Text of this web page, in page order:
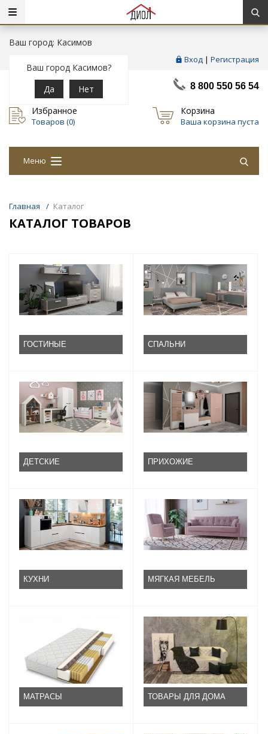
Ваш город: Касимов
Ваш город Касимов?
Да
Нет
Вход | Регистрация
8 800 550 56 54
Избранное
Товаров (0)
Корзина
Ваша корзина пуста
Меню
Главная / Каталог
КАТАЛОГ ТОВАРОВ
ГОСТИНЫЕ СПАЛЬНИ
ДЕТСКИЕ ПРИХОЖИЕ
КУХНИ МЯГКАЯ МЕБЕЛЬ
МАТРАСЫ ТОВАРЫ ДЛЯ ДОМА